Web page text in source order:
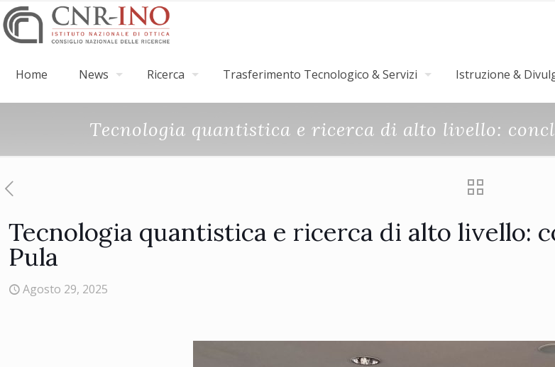
Home News Ricerca Trasferimento Tecnologico & Servizi Istruzione &
Tecnologia quantistica e ricerca di alto livello:
Tecnologia quantistica e ricerca di alto livello:
Pula
Agosto 29, 2025